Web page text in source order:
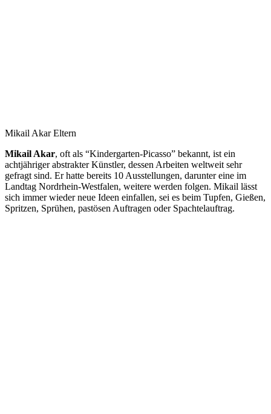
Mikail Akar Eltern
Mikail Akar, oft als “Kindergarten-Picasso” bekannt, ist ein
achtjähriger abstrakter Künstler, dessen Arbeiten weltweit sehr
gefragt sind. Er hatte bereits 10 Ausstellungen, darunter eine im
Landtag Nordrhein-Westfalen, weitere werden folgen. Mikail lässt
sich immer wieder neue Ideen einfallen, sei es beim Tupfen, Gießen,
Spritzen, Sprühen, pastösen Auftragen oder Spachtelauftrag.